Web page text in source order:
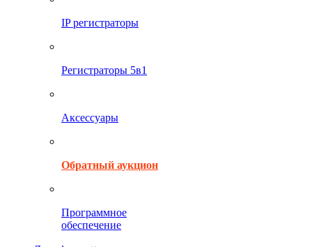
IP регистраторы
Регистраторы 5в1
Аксессуары
Обратный аукцион
Программное
обеспечение